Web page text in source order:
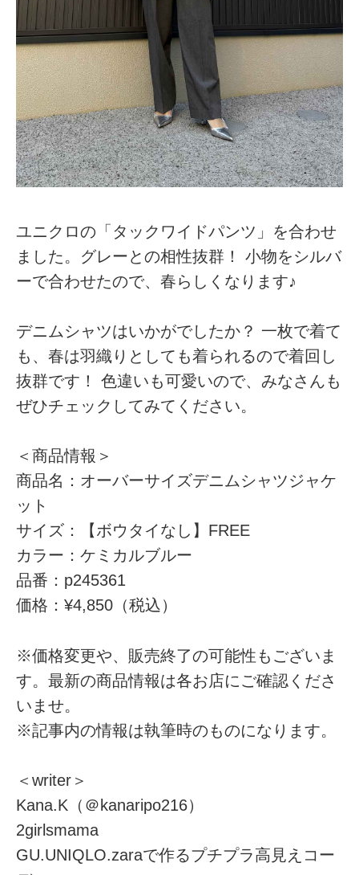
ユニクロの「タックワイドパンツ」を合わせ
ました。グレーとの相性抜群！ 小物をシルバ
ーで合わせたので、春らしくなります♪
デニムシャツはいかがでしたか？ 一枚で着て
も、春は羽織りとしても着られるので着回し
抜群です！ 色違いも可愛いので、みなさんも
ぜひチェックしてみてください。
＜商品情報＞
商品名：オーバーサイズデニムシャツジャケ
ット
サイズ：【ボウタイなし】FREE
カラー：ケミカルブルー
品番：p245361
価格：¥4,850（税込）
※価格変更や、販売終了の可能性もございま
す。最新の商品情報は各お店にご確認くださ
いませ。
※記事内の情報は執筆時のものになります。
＜writer＞
Kana.K（＠kanaripo216）
2girlsmama
GU.UNIQLO.zaraで作るプチプラ高見えコー